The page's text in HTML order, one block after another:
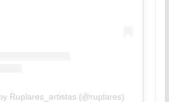
Ruplares_artistas (@ruplares)